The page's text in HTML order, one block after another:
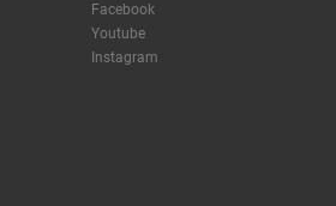
Facebook
Youtube
Instagram